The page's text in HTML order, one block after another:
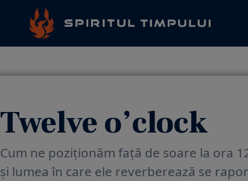
Twelve o’clock
Cum ne poziționăm față de soare la ora
și lumea în care ele reverberează se